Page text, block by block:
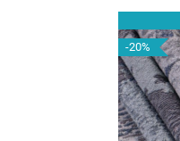
-20%